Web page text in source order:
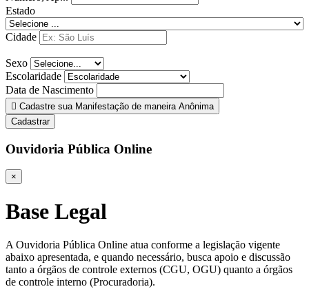
Estado
Cidade
Sexo
Escolaridade
Data de Nascimento
Cadastre sua Manifestação de maneira Anônima
Cadastrar
Ouvidoria Pública Online
×
Base Legal
A Ouvidoria Pública Online atua conforme a legislação vigente
abaixo apresentada, e quando necessário, busca apoio e discussão
tanto a órgãos de controle externos (CGU, OGU) quanto a órgãos
de controle interno (Procuradoria).